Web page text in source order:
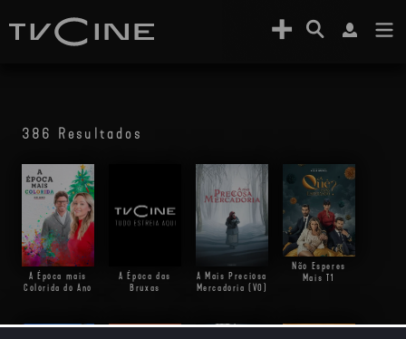
386 Resultados
A Época mais
Colorida do Ano
A Época das
Bruxas
A Mais Preciosa
Mercadoria (VO)
Não Esperes
Mais T1